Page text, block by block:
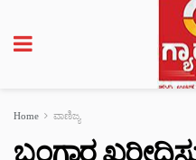
Home ವಾಣಿಜ್ಯ
ಬಂಗಾರ